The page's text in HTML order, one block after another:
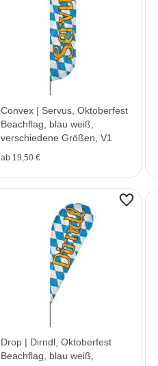
Convex | Servus, Oktoberfest
Beachflag, blau weiß,
verschiedene Größen, V1
ab 19,50 €
Drop | Dirndl, Oktoberfest
Beachflag, blau weiß,